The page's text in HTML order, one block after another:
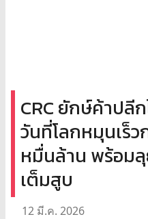
CRC ยักษ์ค้าปลี
วันที่โลกหมุนเร็ว
หมื่นล้าน พร้อม
เต็มสูบ
12 มี.ค. 2026